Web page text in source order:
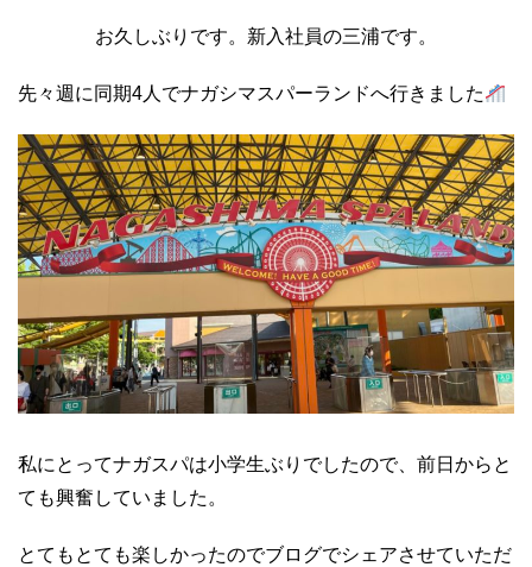
お久しぶりです。新入社員の三浦です。
先々週に同期4人でナガシマスパーランドへ行きました
私にとってナガスパは小学生ぶりでしたので、前日からと
ても興奮していました。
とてもとても楽しかったのでブログでシェアさせていただ